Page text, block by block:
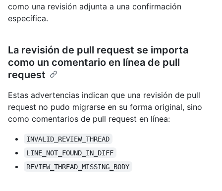
como una revisión adjunta a una confirmación
específica.
La revisión de pull request se importa
como un comentario en línea de pull
request
Estas advertencias indican que una revisión de pull
request no pudo migrarse en su forma original, sino
como comentarios de pull request en línea:
INVALID_REVIEW_THREAD
LINE_NOT_FOUND_IN_DIFF
REVIEW_THREAD_MISSING_BODY